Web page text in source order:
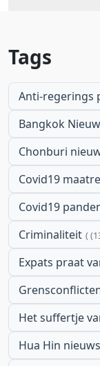
Tags
Anti-regerings
Bangkok
Chonburi
Covid19
Covid19
Criminaliteit
Expats praat
Het suffertje
Hua Hin nieuws